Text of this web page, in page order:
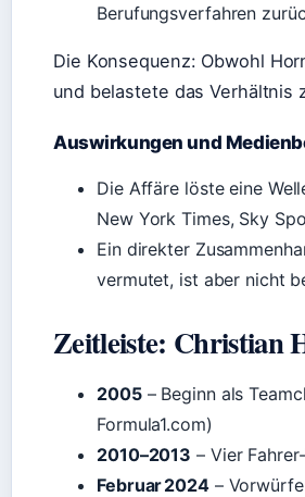
Berufungsverfahren
Die Konsequenz: Obwohl
und belastete das Verhältnis
Auswirkungen und
Die Affäre löste eine
New York Times, Sky
Ein direkter
vermutet, ist aber nicht
Zeitleiste: Christian
2005– Beginn als
Formula1.com)
2010–2013 – Vier
Februar 2024– Vorwürfe